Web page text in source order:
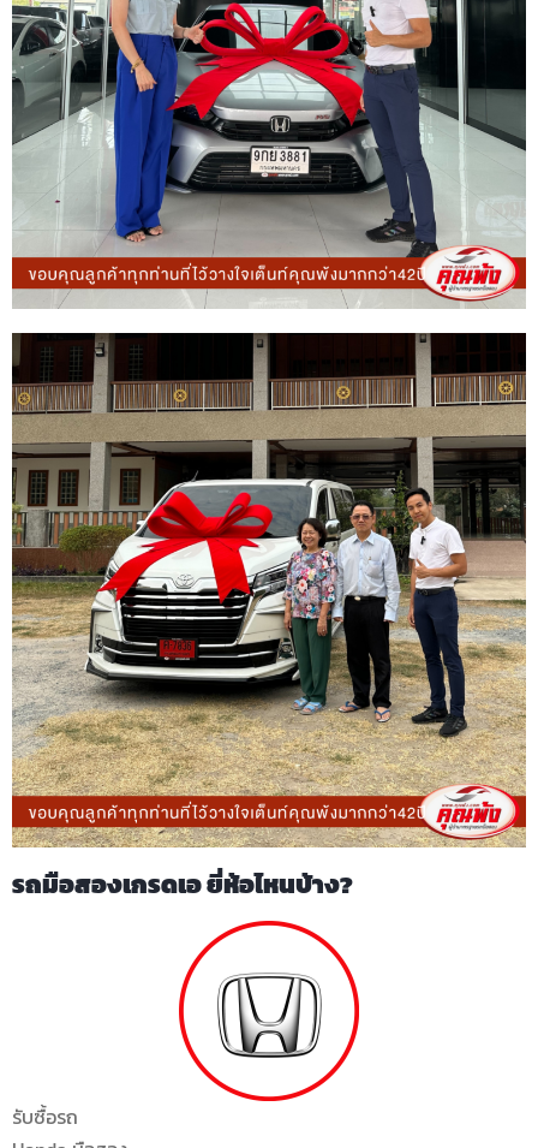
รถ มือสองเกรดเอ ยี่ห้อไหนบ้าง?
รับซื้อรถ